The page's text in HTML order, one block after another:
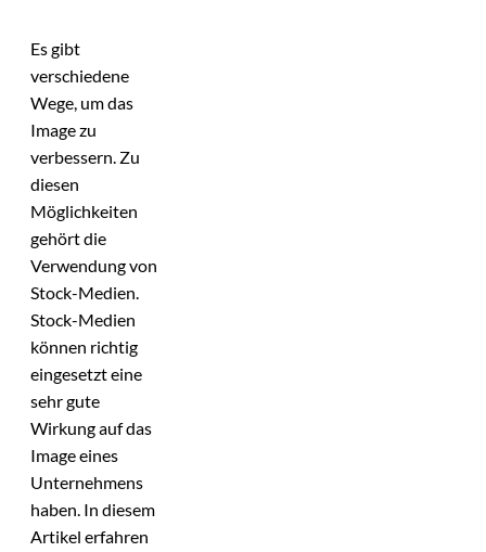
Es gibt
verschiedene
Wege, um das
Image zu
verbessern. Zu
diesen
Möglichkeiten
gehört die
Verwendung von
Stock-Medien.
Stock-Medien
können richtig
eingesetzt eine
sehr gute
Wirkung auf das
Image eines
Unternehmens
haben. In diesem
Artikel erfahren